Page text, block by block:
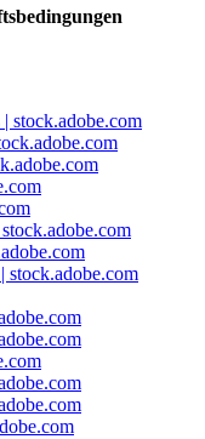
stock.adobe.com
stock.adobe.com